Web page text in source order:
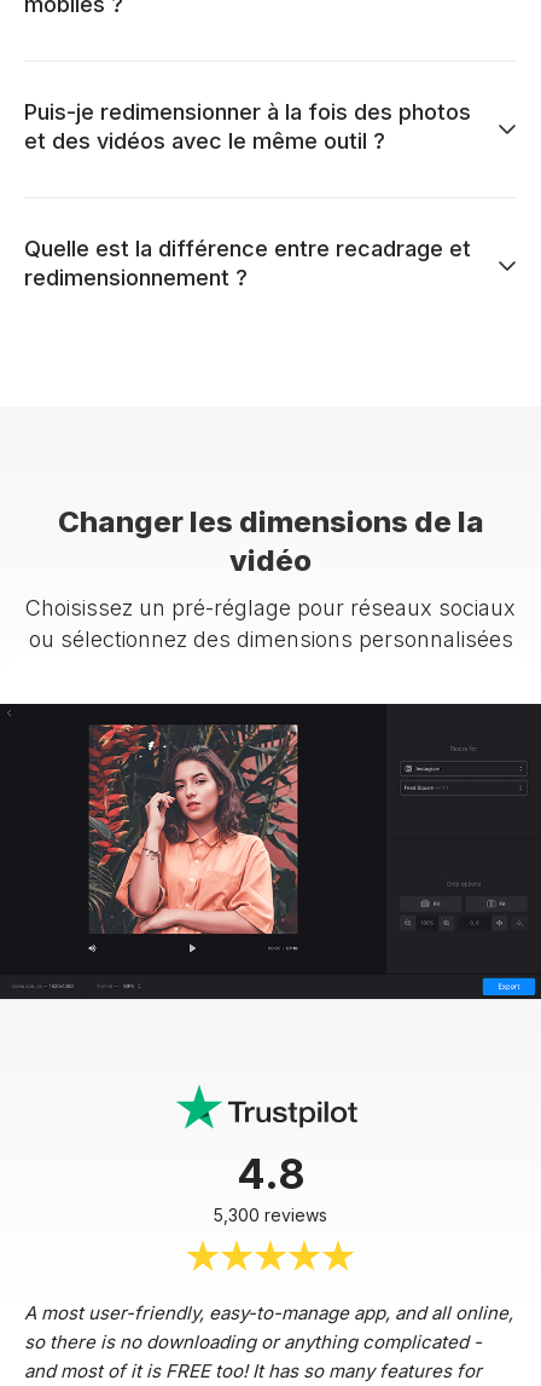
Puis-je redimensionner à la fois des photos
et des vidéos avec le même outil ?
Quelle est la différence entre recadrage et
redimensionnement ?
Changer les dimensions de la
vidéo
Choisissez un pré-réglage pour réseaux sociaux
ou sélectionnez des dimensions personnalisées
4.8
5,300 reviews
A most user-friendly, easy-to-manage app, and all online,
so there is no downloading or anything complicated -
and most of it is FREE too! It has so many features for